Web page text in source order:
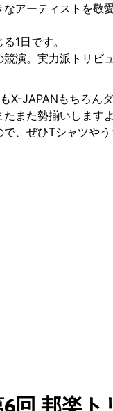
アーティストを敬
1日です。
演。実力派トリ
X-JAPANもちろ
また勢揃いしますよ
、ぜひTシャツや
回 邦楽